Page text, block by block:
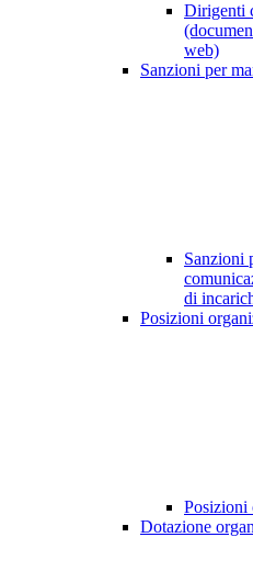
Dirigenti
web)
Sanzioni per
Sanzioni
di
Posizioni
Posizioni
Dotazione